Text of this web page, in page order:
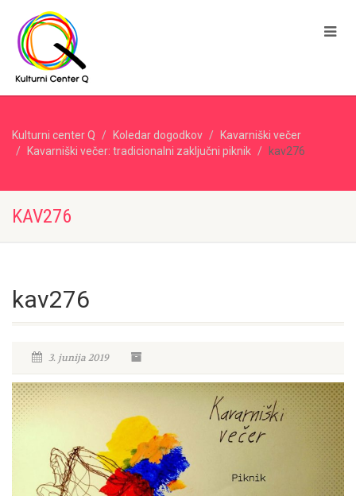
Kulturni center Q Koledar dogodkov
Kavarniški večer
Kavarniški večer: tradicionalni zaključni piknik
kav276
KAV276
kav276
3. junija 2019